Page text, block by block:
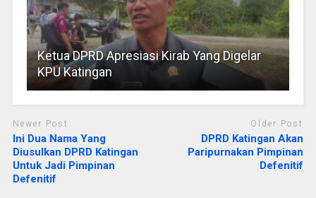
Ketua DPRD Apresiasi Kirab Yang Digelar
KPU Katingan
Newer Post
Ini Dua Nama Yang
Diusulkan DPRD Katingan
Untuk Jadi Pimpinan
Defenitif
Older Post
DPRD Katingan Akan
Paripurnakan Pimpinan
Defenitif